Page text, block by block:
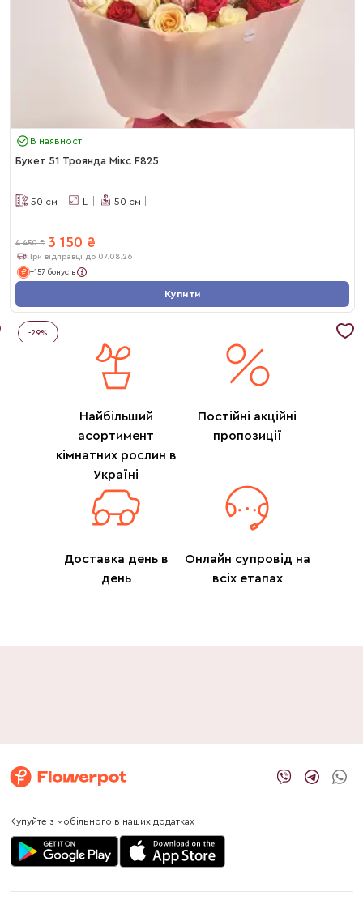
В наявності
Букет 51 Троянда Мікс F825
50 см L 50 см
4 450 ₴ 3 150 ₴
При відправці до 07.08.26
+157 бонусів
Купити
-29%
Найбільший
асортимент
кімнатних рослин в
Україні
Постійні акційні
пропозиції
Доставка день в
день
Онлайн супровід на
всіх етапах
Купуйте з мобільного в наших додатках